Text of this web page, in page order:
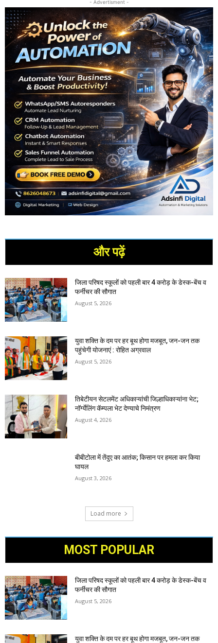
- Advertisment -
और पढ़ें
जिला परिषद स्कूलों को पहली बार 4 करोड़ के डेस्क-बेंच व
फर्नीचर की सौगात
August 5, 2026
युवा शक्ति के दम पर हर बूथ होगा मजबूत, जन-जन तक
पहुंचेगी योजनाएं : रोहित अग्रवाल
August 5, 2026
तिबेटीयन सेटलमेंट अधिकाऱ्यांची जिल्हाधिकाऱ्यांना भेट;
नॉर्ग्येलिंग कॅम्पला भेट देण्याचे निमंत्रण
August 4, 2026
बीबीटोला में तेंदुए का आतंक; किसान पर हमला कर किया
घायल
August 3, 2026
Load more
MOST POPULAR
जिला परिषद स्कूलों को पहली बार 4 करोड़ के डेस्क-बेंच व
फर्नीचर की सौगात
August 5, 2026
युवा शक्ति के दम पर हर बूथ होगा मजबूत, जन-जन तक